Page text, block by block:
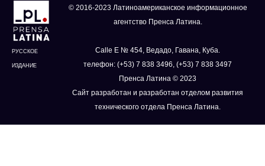
РУССКОЕ
ИЗДАНИЕ
© 2016-2023 Латиноамериканское информационное
агентство Пренса Латина.
Calle E № 454, Ведадо, Гавана, Куба.
телефон: (+53) 7 838 3496, (+53) 7 838 3497
Пренса Латина © 2023
Сайт разработан и разработан отделом развития
технического отдела Пренса Латина.